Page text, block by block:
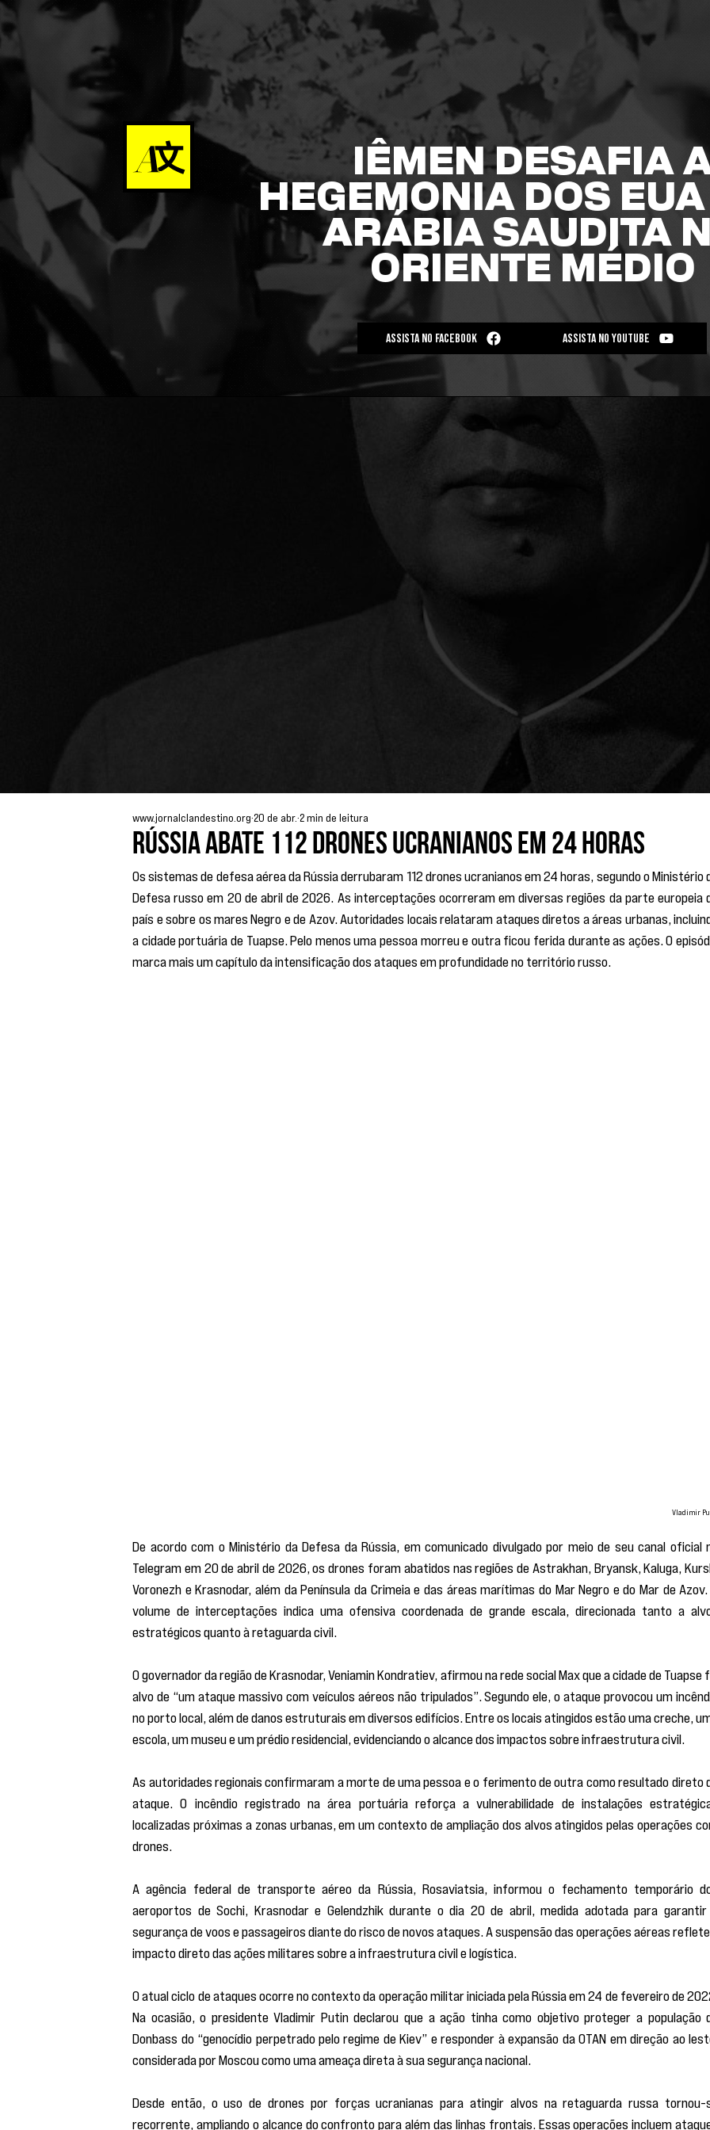
IÊMEN DESAFIA
HEGEMONIA DOS
ARÁBIA SAUDITA
ORIENTE MÉDIO
ASSISTA NO YOUTUBE
ASSISTA NO FACEBOOK
Rússia abate 112 drones ucranianos em 24 horas
www.jornalclandestino.org20 de abr.2 min de leitura
Os sistemas de defesa aérea da Rússia derrubaram 112 drones ucranianos em 24 horas, segundo o Ministério
Defesa russo em 20 de abril de 2026. As interceptações ocorreram em diversas regiões da parte europeia
país e sobre os mares Negro e de Azov. Autoridades locais relataram ataques diretos a áreas urbanas,
a cidade portuária de Tuapse. Pelo menos uma pessoa morreu e outra ficou ferida durante as ações. O
marca mais um capítulo da intensificação dos ataques em profundidade no território russo.
Vladimir
De acordo com o Ministério da Defesa da Rússia, em comunicado divulgado por meio de seu canal oficial
Telegram em 20 de abril de 2026, os drones foram abatidos nas regiões de Astrakhan, Bryansk, Kaluga,
Voronezh e Krasnodar, além da Península da Crimeia e das áreas marítimas do Mar Negro e do Mar de Azov.
volume de interceptações indica uma ofensiva coordenada de grande escala, direcionada tanto a
estratégicos quanto à retaguarda civil.
O governador da região de Krasnodar, Veniamin Kondratiev, afirmou na rede social Max que a cidade de Tuapse
alvo de “um ataque massivo com veículos aéreos não tripulados”. Segundo ele, o ataque provocou um
no porto local, além de danos estruturais em diversos edifícios. Entre os locais atingidos estão uma creche,
escola, um museu e um prédio residencial, evidenciando o alcance dos impactos sobre infraestrutura civil.
As autoridades regionais confirmaram a morte de uma pessoa e o ferimento de outra como resultado direto
ataque. O incêndio registrado na área portuária reforça a vulnerabilidade de instalações
localizadas próximas a zonas urbanas, em um contexto de ampliação dos alvos atingidos pelas operações
drones.
A agência federal de transporte aéreo da Rússia, Rosaviatsia, informou o fechamento temporário
aeroportos de Sochi, Krasnodar e Gelendzhik durante o dia 20 de abril, medida adotada para
segurança de voos e passageiros diante do risco de novos ataques. A suspensão das operações aéreas
impacto direto das ações militares sobre a infraestrutura civil e logística.
O atual ciclo de ataques ocorre no contexto da operação militar iniciada pela Rússia em 24 de fevereiro de
Na ocasião, o presidente Vladimir Putin declarou que a ação tinha como objetivo proteger a população
Donbass do “genocídio perpetrado pelo regime de Kiev” e responder à expansão da OTAN em direção ao
considerada por Moscou como uma ameaça direta à sua segurança nacional.
Desde então, o uso de drones por forças ucranianas para atingir alvos na retaguarda russa tornou-
recorrente, ampliando o alcance do confronto para além das linhas frontais. Essas operações incluem